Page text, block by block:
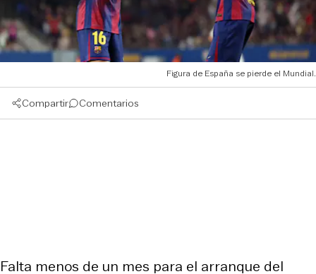
Figura de España se pierde el Mundial.
Compartir Comentarios
Falta menos de un mes para el arranque del